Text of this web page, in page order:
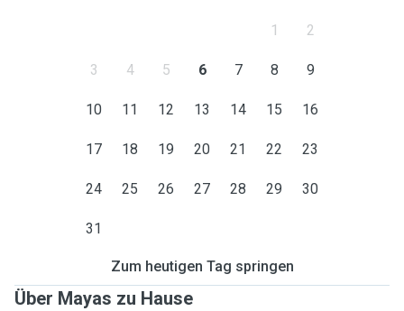
1 2
3 4 5 6 7 8 9
10 11 12 13 14 15 16
17 18 19 20 21 22 23
24 25 26 27 28 29 30
31
Zum heutigen Tag springen
Über Mayas zu Hause